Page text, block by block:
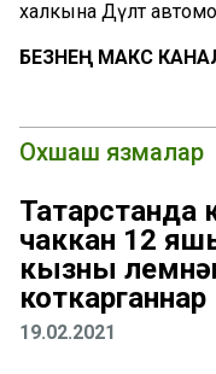
халкына Дәүләт
БЕЗНЕҢ МАКС
Охшаш язмалар
Татарстанда
чаккан 12
кызны
коткарганнар
19.02.2021